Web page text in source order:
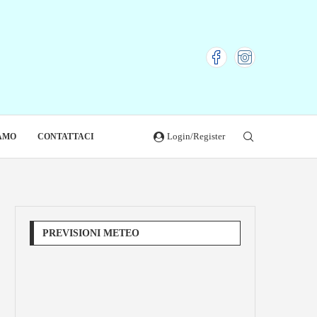
CONTATTACI Login/Register
PREVISIONI METEO